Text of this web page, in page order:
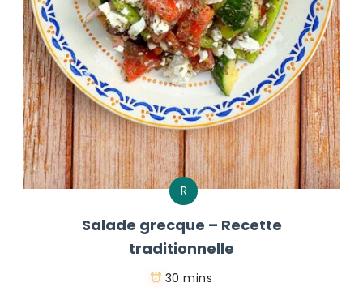
R
Salade grecque – Recette
traditionnelle
30 mins